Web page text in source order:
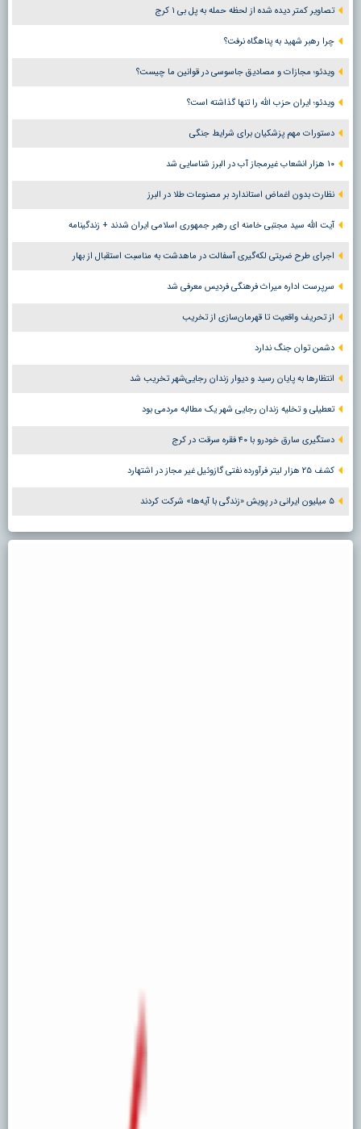
تصاویر کمتر دیده شده از لحظه حمله به پل بی ۱ کرج
چرا رهبر شهید به پناهگاه نرفت؟
ویدئو؛ مجازات و مصادیق جاسوسی در قوانین ما چیست؟
ویدئو؛ ایران حزب الله را تنها گذاشته است؟
دستورات مهم پزشکیان برای شرایط جنگی
۱۰ هزار انشعاب غیرمجاز آب در البرز شناسایی شد
نظارت بدون اغماض استاندارد بر مصنوعات طلا در البرز
آیت الله سید مجتبی خامنه ای رهبر جمهوری اسلامی ایران شدند + زندگینامه
اجرای طرح ضربتی لکه‌گیری آسفالت در ماهدشت به مناسبت استقبال از بهار
سرپرست اداره میراث فرهنگی فردیس معرفی شد
از تحریف واقعیت تا قهرمان‌سازی از تخریب
دشمن توان جنگ ندارد
انتظارها به پایان رسید و دیوار زندان رجایی‌شهر تخریب شد
تعطیلی و تخلیه زندان رجایی شهر یک مطالبه مردمی بود
دستگیری سارق خودرو با ۴۰ فقره سرقت در کرج
کشف ۲۵ هزار لیتر فرآورده نفتی گازوئیل غیر مجاز در اشتهارد
۵ میلیون ایرانی در پویش «زندگی با آیه‌ها» شرکت کردند